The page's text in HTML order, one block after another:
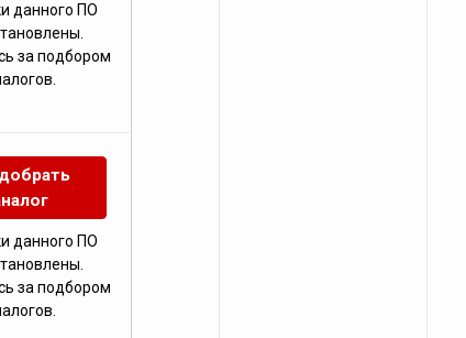
данного ПО
за подбором
данного ПО
за подбором